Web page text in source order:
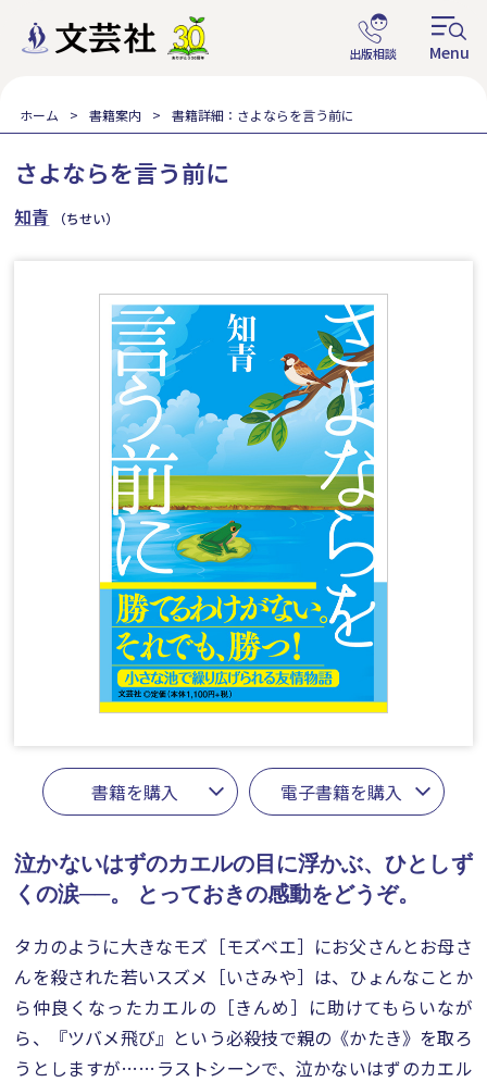
ホーム 書籍案内 書籍詳細：さよならを言う前に
さよならを言う前に
知青 （ちせい）
書籍を購入 電子書籍を購入
泣かないはずのカエルの目に浮かぶ、ひとしず
くの涙──。
とっておきの感動をどうぞ。
タカのように大きなモズ［モズベエ］にお父さんとお母さ
んを殺された若いスズメ［いさみや］は、ひょんなことか
ら仲良くなったカエルの［きんめ］に助けてもらいなが
ら、『ツバメ飛び』という必殺技で親の《かたき》を取ろ
うとしますが……ラストシーンで、泣かないはずのカエル